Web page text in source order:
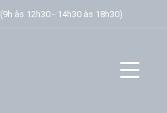
(9h às 12h30 - 14h30 às 18h30)